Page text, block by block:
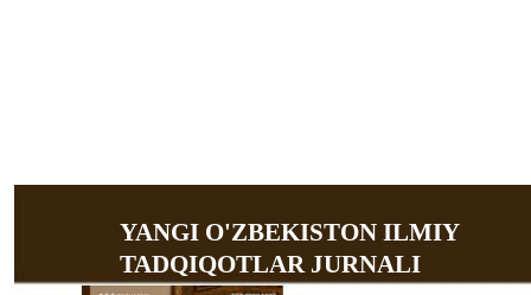
YANGI O'ZBEKISTON ILMIY
TADQIQOTLAR JURNALI